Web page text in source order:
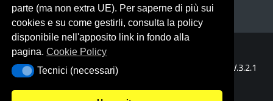
Portale realizzato con la piattaforma
Template Italia configurato sul tema accessibile
V.3.2.1
(Alioth)
parte (ma non extra UE). Per saperne di più sui
cookies e su come gestirli, consulta la policy
disponibile nell'apposito link in fondo alla
pagina.Cookie Policy
Tecnici (necessari)
Tecnici (necessari)